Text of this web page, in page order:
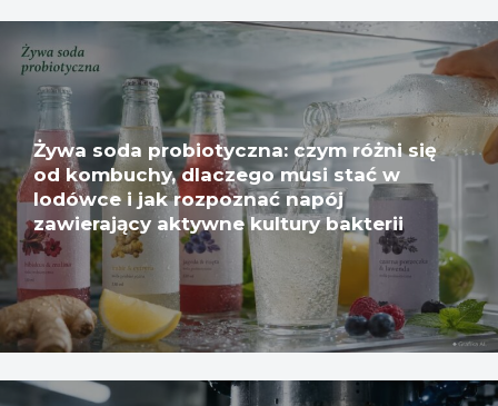
Żywa soda probiotyczna: czym różni się
od kombuchy, dlaczego musi stać w
lodówce i jak rozpoznać napój
zawierający aktywne kultury bakterii